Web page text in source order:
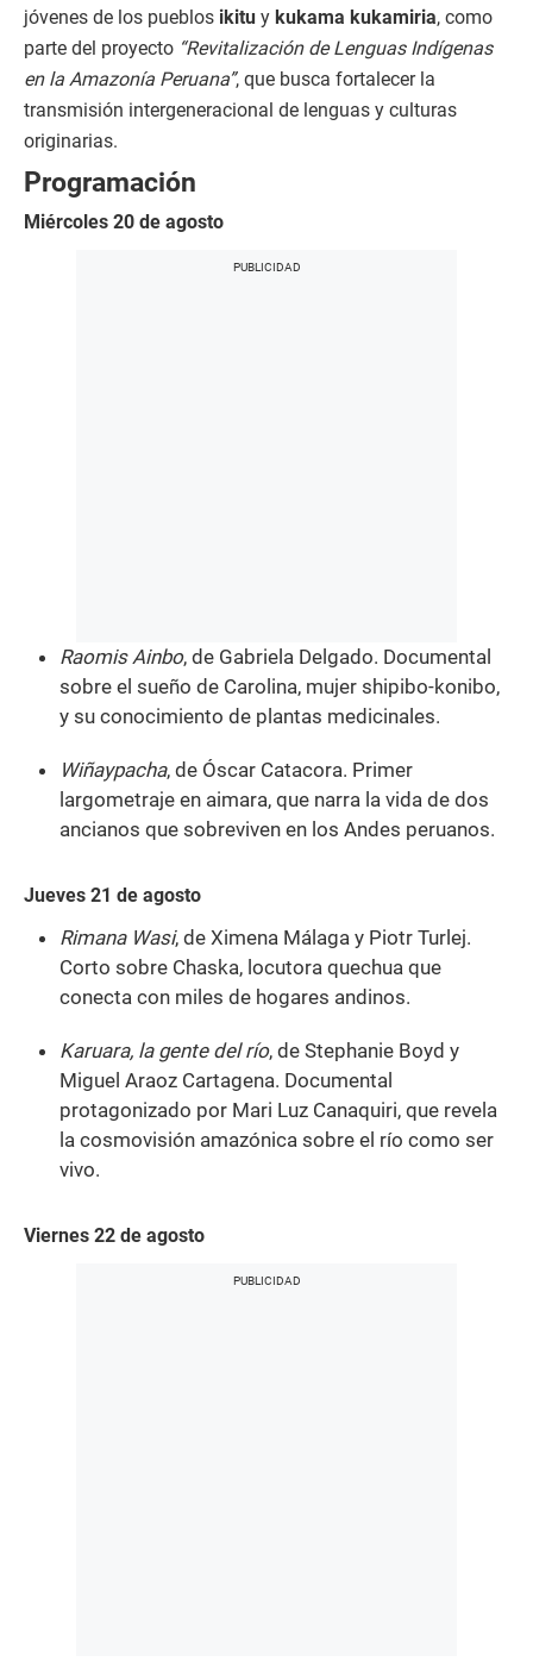
jóvenes de los pueblos ikitu y kukama kukamiria, como
parte del proyecto “Revitalización de Lenguas Indígenas
en la Amazonía Peruana”, que busca fortalecer la
transmisión intergeneracional de lenguas y culturas
originarias.
Programación
Miércoles 20 de agosto
Raomis Ainbo, de Gabriela Delgado. Documental
sobre el sueño de Carolina, mujer shipibo-konibo,
y su conocimiento de plantas medicinales.
Wiñaypacha, de Óscar Catacora. Primer
largometraje en aimara, que narra la vida de dos
ancianos que sobreviven en los Andes peruanos.
Jueves 21 de agosto
Rimana Wasi, de Ximena Málaga y Piotr Turlej.
Corto sobre Chaska, locutora quechua que
conecta con miles de hogares andinos.
Karuara, la gente del río, de Stephanie Boyd y
Miguel Araoz Cartagena. Documental
protagonizado por Mari Luz Canaquiri, que revela
la cosmovisión amazónica sobre el río como ser
vivo.
Viernes 22 de agosto